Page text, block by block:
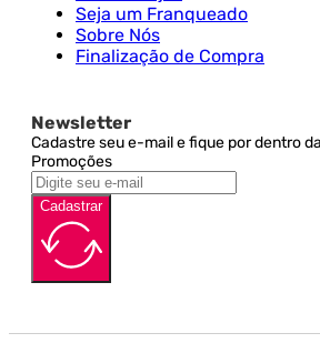
Seja um Franqueado
Sobre Nós
Finalização de Compra
Newsletter
Cadastre seu e-mail e fique por dentro
Promoções
Cadastrar